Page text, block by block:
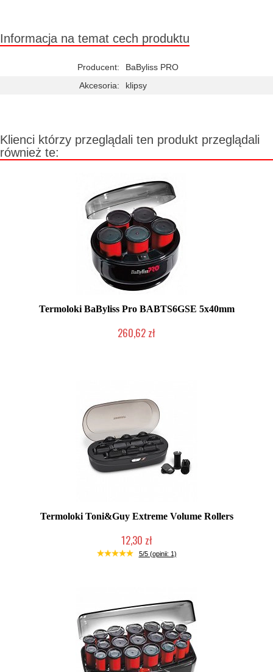
Informacja na temat cech produktu
Producent:
BaByliss PRO
Akcesoria:
klipsy
Klienci którzy przeglądali ten produkt przeglądali
również te:
Termoloki BaByliss Pro BABTS6GSE 5x40mm
260,62 zł
Termoloki Toni&Guy Extreme Volume Rollers
12,30 zł
Produkt wycofany
5/5 (opinii: 1)